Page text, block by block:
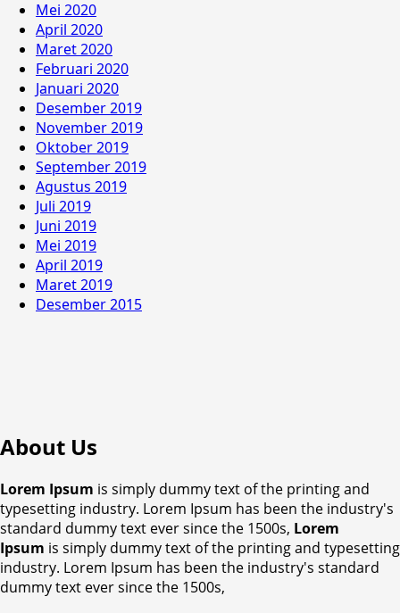
Mei 2020
April 2020
Maret 2020
Februari 2020
Januari 2020
Desember 2019
November 2019
Oktober 2019
September 2019
Agustus 2019
Juli 2019
Juni 2019
Mei 2019
April 2019
Maret 2019
Desember 2015
About Us
Lorem Ipsum is simply dummy text of the printing and
typesetting industry. Lorem Ipsum has been the industry's
standard dummy text ever since the 1500s, Lorem
Ipsum is simply dummy text of the printing and typesetting
industry. Lorem Ipsum has been the industry's standard
dummy text ever since the 1500s,